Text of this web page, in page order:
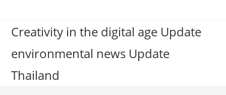
contentCreativity in the digital age Update
environmental news Update
Thailand